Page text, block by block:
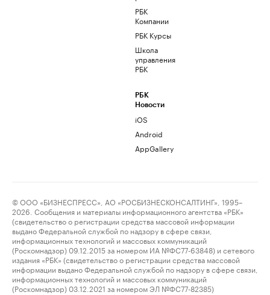
РБК
Компании
РБК Курсы
Школа
управления
РБК
РБК
Новости
iOS
Android
AppGallery
© ООО «БИЗНЕСПРЕСС», АО «РОСБИЗНЕСКОНСАЛТИНГ», 1995–
2026. Сообщения и материалы информационного агентства «РБК»
(свидетельство о регистрации средства массовой информации
выдано Федеральной службой по надзору в сфере связи,
информационных технологий и массовых коммуникаций
(Роскомнадзор) 09.12.2015 за номером ИА №ФС77-63848) и сетевого
издания «РБК» (свидетельство о регистрации средства массовой
информации выдано Федеральной службой по надзору в сфере связи,
информационных технологий и массовых коммуникаций
(Роскомнадзор) 03.12.2021 за номером ЭЛ №ФС77-82385)